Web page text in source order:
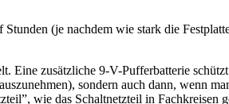
(je nachdem wie stark die
zusätzliche 9-V-Pufferbatterie
sondern auch dann, wenn
wie das Schaltnetzteil in Fachkreisen